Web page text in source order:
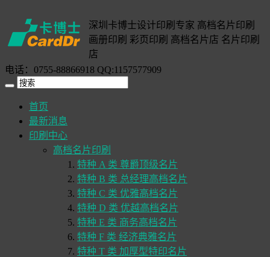
深圳卡博士设计印刷专家 高档名片印刷
画册印刷 彩页印刷 高档名片店 名片印刷
店
电话：0755-88866918 QQ:1157577909
首页
最新消息
印刷中心
高档名片印刷
特种 A 类 尊爵顶级名片
特种 B 类 总经理高档名片
特种 C 类 优雅高档名片
特种 D 类 优越高档名片
特种 E 类 商务高档名片
特种 F 类 经济典雅名片
特种 T 类 加厚型特印名片